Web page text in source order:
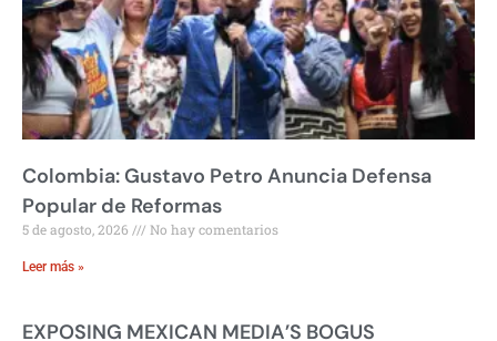
Colombia: Gustavo Petro Anuncia Defensa
Popular de Reformas
5 de agosto, 2026 No hay comentarios
Leer más »
EXPOSING MEXICAN MEDIA’S BOGUS